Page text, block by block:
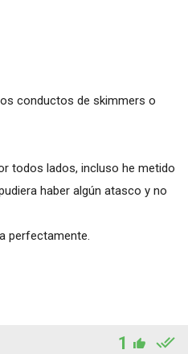
conductos de skimmers o
todos lados, incluso he metido
haber algún atasco y no
perfectamente.
1